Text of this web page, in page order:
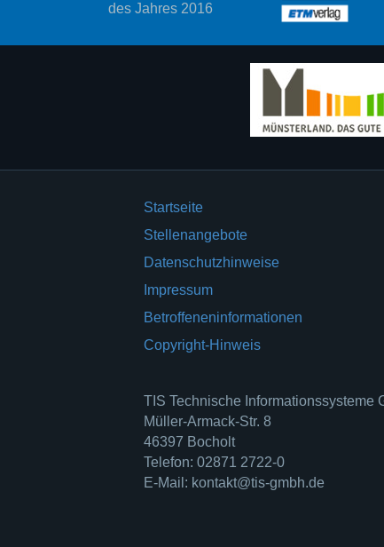
des Jahres 2016
Startseite
Stellenangebote
Datenschutzhinweise
Impressum
Betroffeneninformationen
Copyright-Hinweis
TIS Technische Informationssysteme
Müller-Armack-Str. 8
46397 Bocholt
Telefon: 02871 2722-0
E-Mail: kontakt@tis-gmbh.de